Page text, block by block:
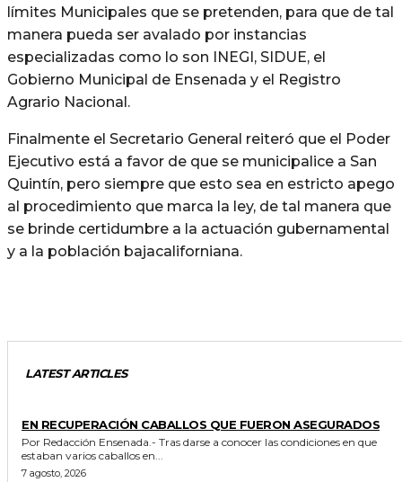
límites Municipales que se pretenden, para que de tal
manera pueda ser avalado por instancias
especializadas como lo son INEGI, SIDUE, el
Gobierno Municipal de Ensenada y el Registro
Agrario Nacional.
Finalmente el Secretario General reiteró que el Poder
Ejecutivo está a favor de que se municipalice a San
Quintín, pero siempre que esto sea en estricto apego
al procedimiento que marca la ley, de tal manera que
se brinde certidumbre a la actuación gubernamental
y a la población bajacaliforniana.
LATEST ARTICLES
EN RECUPERACIÓN CABALLOS QUE FUERON ASEGURADOS
Por Redacción Ensenada.- Tras darse a conocer las condiciones en que
estaban varios caballos en...
7 agosto, 2026